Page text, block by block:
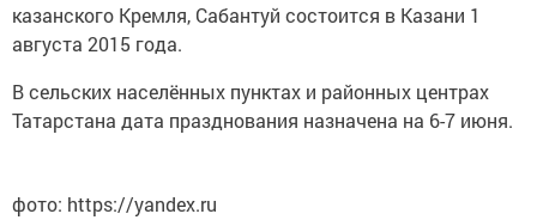
казанского Кремля, Сабантуй состоится в Казани 1
августа 2015 года.
В сельских населённых пунктах и районных центрах
Татарстана дата празднования назначена на 6-7 июня.
фото: https://yandex.ru